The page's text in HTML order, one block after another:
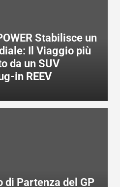
Stabilisce un
Il Viaggio più
da un SUV
in REEV
di Partenza del GP